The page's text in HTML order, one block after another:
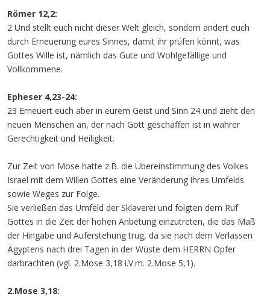
Römer 12,2:
2 Und stellt euch nicht dieser Welt gleich, sondern ändert euch
durch Erneuerung eures Sinnes, damit ihr prüfen könnt, was
Gottes Wille ist, nämlich das Gute und Wohlgefällige und
Vollkommene.
Epheser 4,23-24:
23 Erneuert euch aber in eurem Geist und Sinn 24 und zieht den
neuen Menschen an, der nach Gott geschaffen ist in wahrer
Gerechtigkeit und Heiligkeit.
Zur Zeit von Mose hatte z.B. die Übereinstimmung des Volkes
Israel mit dem Willen Gottes eine Veränderung ihres Umfelds
sowie Weges zur Folge.
Sie verließen das Umfeld der Sklaverei und folgten dem Ruf
Gottes in die Zeit der hohen Anbetung einzutreten, die das Maß
der Hingabe und Auferstehung trug, da sie nach dem Verlassen
Ägyptens nach drei Tagen in der Wüste dem HERRN Opfer
darbrachten (vgl. 2.Mose 3,18 i.V.m. 2.Mose 5,1).
2.Mose 3,18: